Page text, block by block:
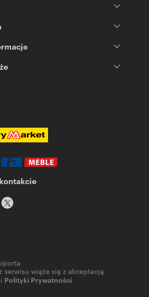
serwisu wiąże się z akceptacją
i Polityki Prywatności